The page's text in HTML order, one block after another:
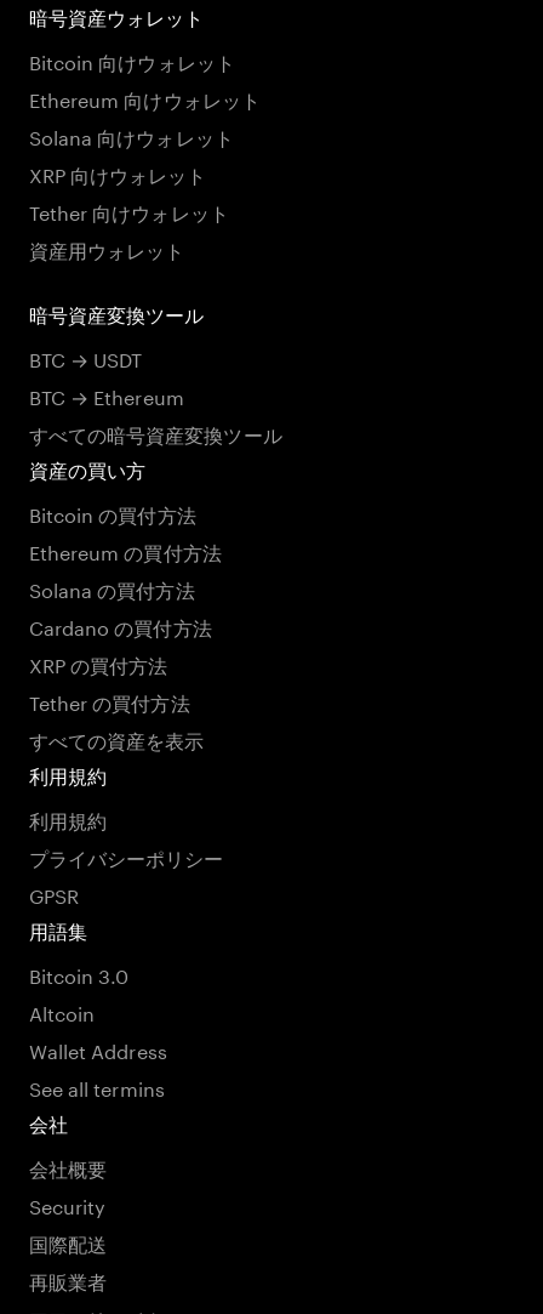
暗号資産ウォレット
Bitcoin 向けウォレット
Ethereum 向けウォレット
Solana 向けウォレット
XRP 向けウォレット
Tether 向けウォレット
資産用ウォレット
暗号資産変換ツール
BTC → USDT
BTC → Ethereum
すべての暗号資産変換ツール
資産の買い方
Bitcoin の買付方法
Ethereum の買付方法
Solana の買付方法
Cardano の買付方法
XRP の買付方法
Tether の買付方法
すべての資産を表示
利用規約
利用規約
プライバシーポリシー
GPSR
用語集
Bitcoin 3.0
Altcoin
Wallet Address
See all termins
会社
会社概要
Security
国際配送
再販業者